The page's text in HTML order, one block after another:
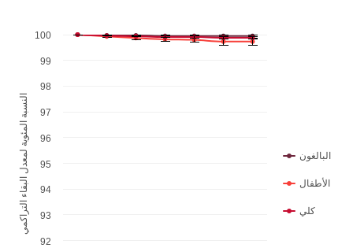
النسبة المئوية لمعدل البقاء التراكمي البالغون
الأطفال
كلي
92
93
94
95
96
97
98
99
100